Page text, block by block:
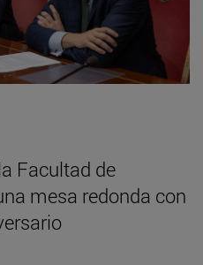
Facultad de
mesa redonda con